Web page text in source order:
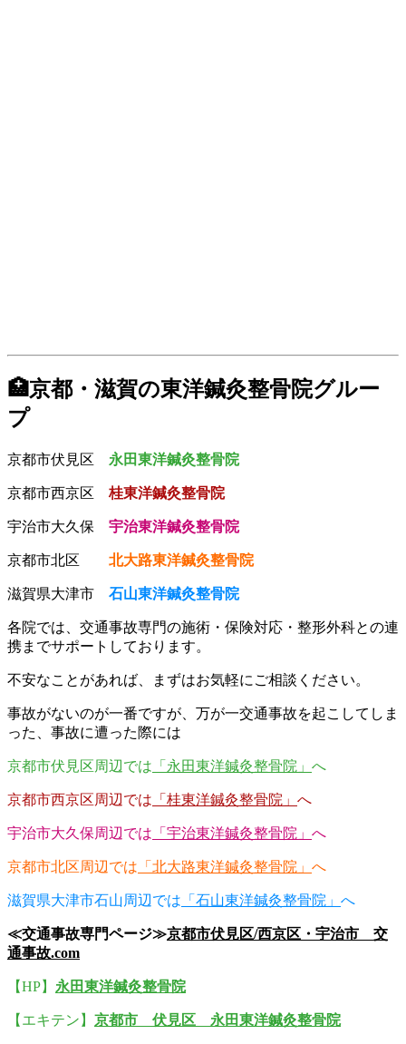
🏥京都・滋賀の東洋鍼灸整骨院グルー
プ
京都市伏見区 永田東洋鍼灸整骨院
京都市西京区 桂東洋鍼灸整骨院
宇治市大久保 宇治東洋鍼灸整骨院
京都市北区 北大路東洋鍼灸整骨院
滋賀県大津市 石山東洋鍼灸整骨院
各院では、交通事故専門の施術・保険対応・整形外科との連
携までサポートしております。
不安なことがあれば、まずはお気軽にご相談ください。
事故がないのが一番ですが、万が一交通事故を起こしてしま
った、事故に遭った際には
京都市伏見区周辺では 「永田東洋鍼灸整骨院」 へ
京都市西京区周辺では 「桂東洋鍼灸整骨院」 へ
宇治市大久保周辺では 「宇治東洋鍼灸整骨院」 へ
京都市北区周辺では 「北大路東洋鍼灸整骨院」 へ
滋賀県大津市石山周辺では 「石山東洋鍼灸整骨院」 へ
≪交通事故専門ページ≫京都市伏見区/西京区・宇治市 交
通事故.com
【HP】 永田東洋鍼灸整骨院
【エキテン】 京都市 伏見区 永田東洋鍼灸整骨院